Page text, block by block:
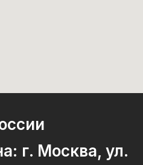
г. Москва, ул.